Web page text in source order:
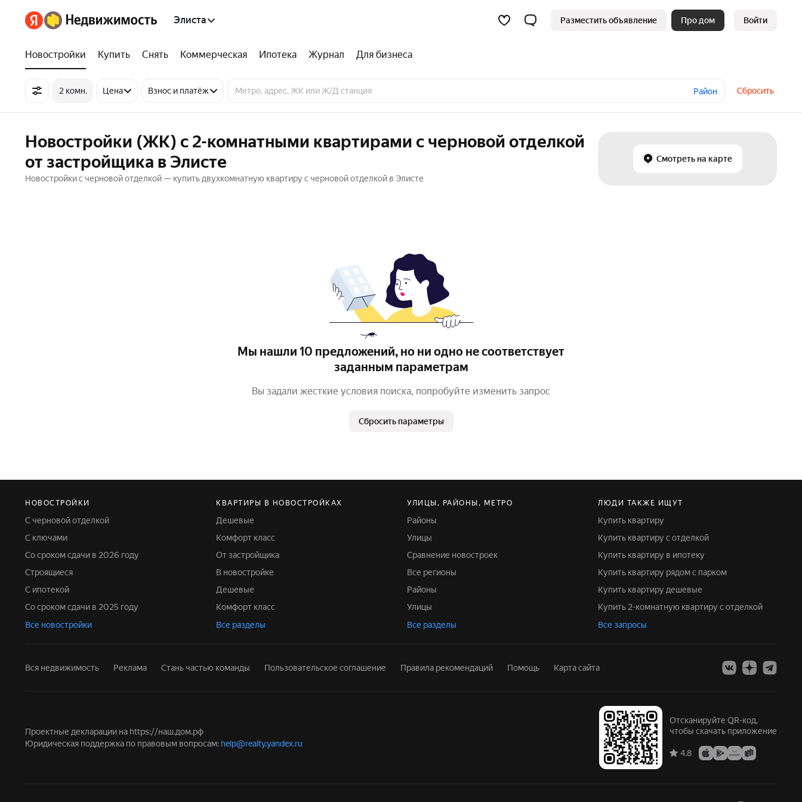
Элиста Разместить объявление Про дом Войти
Новостройки Купить Снять Коммерческая Ипотека Журнал Для бизнеса
2 комн. Цена Взнос и платёж Район Сбросить
Новостройки (ЖК) с 2-комнатными квартирами с черновой отделкой
от застройщика в Элисте
Новостройки с черновой отделкой — купить двухкомнатную квартиру с черновой отделкой в Элисте
Смотреть на карте
Мы нашли 10 предложений, но ни одно не соответствует
заданным параметрам
Вы задали жесткие условия поиска, попробуйте изменить запрос
Сбросить параметры
НОВОСТРОЙКИ
С черновой отделкой
С ключами
Со сроком сдачи в 2026 году
Строящиеся
С ипотекой
Со сроком сдачи в 2025 году
Все новостройки
КВАРТИРЫ В НОВОСТРОЙКАХ
Дешевые
Комфорт класс
От застройщика
В новостройке
Дешевые
Комфорт класс
Все разделы
УЛИЦЫ, РАЙОНЫ, МЕТРО
Районы
Улицы
Сравнение новостроек
Все регионы
Районы
Улицы
Все разделы
ЛЮДИ ТАКЖЕ ИЩУТ
Купить квартиру
Купить квартиру с отделкой
Купить квартиру в ипотеку
Купить квартиру рядом с парком
Купить квартиру дешевые
Купить 2-комнатную квартиру с отделкой
Все запросы
Вся недвижимость Реклама Стань частью команды Пользовательское соглашение Правила рекомендаций Помощь Карта сайта
Проектные декларации на https://наш.дом.рф
Юридическая поддержка по правовым вопросам: help@realty.yandex.ru
Отсканируйте QR-код,
чтобы скачать приложение
4.8